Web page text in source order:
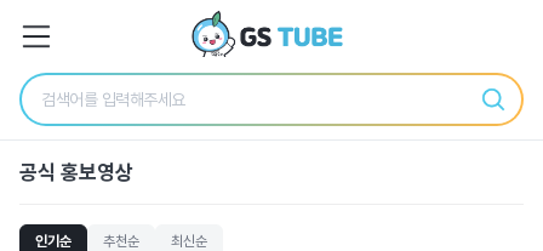
공식 홍보영상
인기순 추천순 최신순